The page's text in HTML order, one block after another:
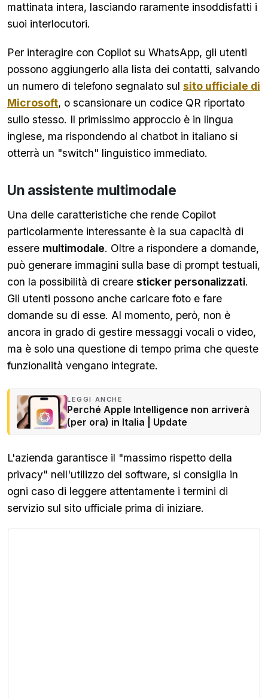
mattinata intera, lasciando raramente insoddisfatti i
suoi interlocutori.
Per interagire con Copilot su WhatsApp, gli utenti
possono aggiungerlo alla lista dei contatti, salvando
un numero di telefono segnalato sul sito ufficiale di
Microsoft, o scansionare un codice QR riportato
sullo stesso. Il primissimo approccio è in lingua
inglese, ma rispondendo al chatbot in italiano si
otterrà un "switch" linguistico immediato.
Un assistente multimodale
Una delle caratteristiche che rende Copilot
particolarmente interessante è la sua capacità di
essere multimodale. Oltre a rispondere a domande,
può generare immagini sulla base di prompt testuali,
con la possibilità di creare sticker personalizzati.
Gli utenti possono anche caricare foto e fare
domande su di esse. Al momento, però, non è
ancora in grado di gestire messaggi vocali o video,
ma è solo una questione di tempo prima che queste
funzionalità vengano integrate.
LEGGI ANCHE
Perché Apple Intelligence non arriverà
(per ora) in Italia | Update
L'azienda garantisce il "massimo rispetto della
privacy" nell'utilizzo del software, si consiglia in
ogni caso di leggere attentamente i termini di
servizio sul sito ufficiale prima di iniziare.